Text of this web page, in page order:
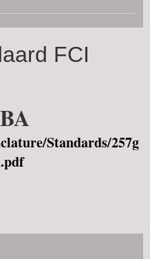
FCI
Standards/257g